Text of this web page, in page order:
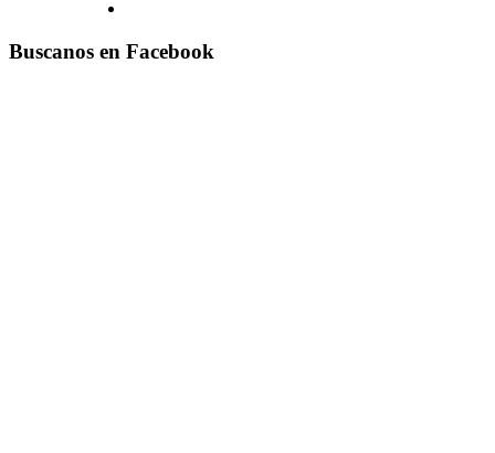
Buscanos en Facebook